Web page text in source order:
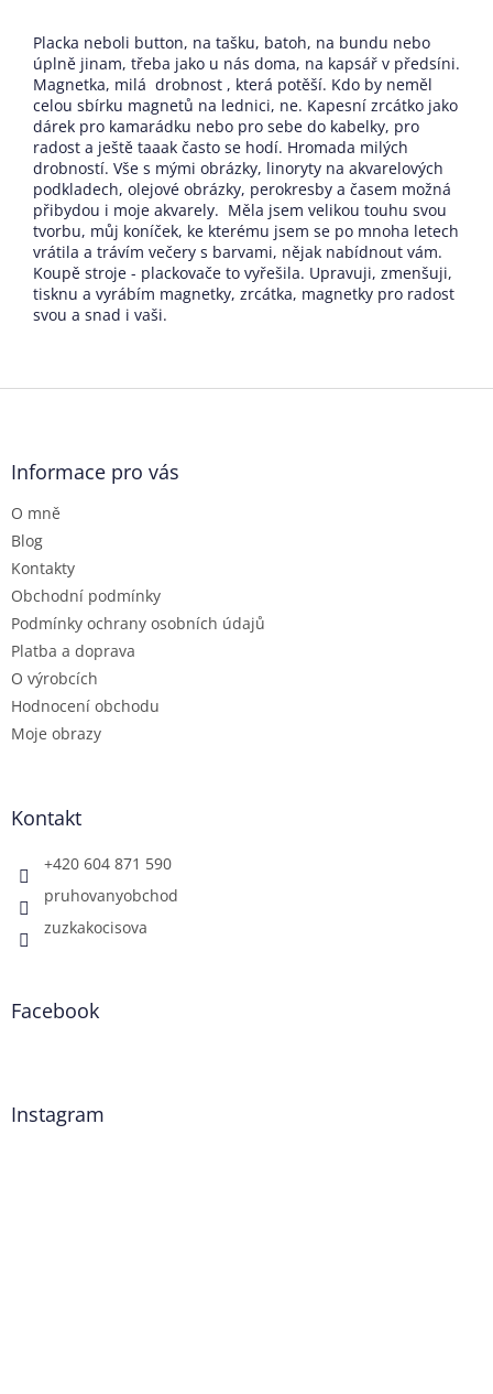
Placka neboli button, na tašku, batoh, na bundu nebo
úplně jinam, třeba jako u nás doma, na kapsář v předsíni.
Magnetka, milá drobnost , která potěší. Kdo by neměl
celou sbírku magnetů na lednici, ne. Kapesní zrcátko jako
dárek pro kamarádku nebo pro sebe do kabelky, pro
radost a ještě taaak často se hodí. Hromada milých
drobností. Vše s mými obrázky, linoryty na akvarelových
podkladech, olejové obrázky, perokresby a časem možná
přibydou i moje akvarely. Měla jsem velikou touhu svou
tvorbu, můj koníček, ke kterému jsem se po mnoha letech
vrátila a trávím večery s barvami, nějak nabídnout vám.
Koupě stroje - plackovače to vyřešila. Upravuji, zmenšuji,
tisknu a vyrábím magnetky, zrcátka, magnetky pro radost
svou a snad i vaši.
Z
Informace pro vás
O mně
Blog
Kontakty
Obchodní podmínky
Podmínky ochrany osobních údajů
Platba a doprava
O výrobcích
Hodnocení obchodu
Moje obrazy
Kontakt
+420 604 871 590
pruhovanyobchod
zuzkakocisova
Facebook
Instagram